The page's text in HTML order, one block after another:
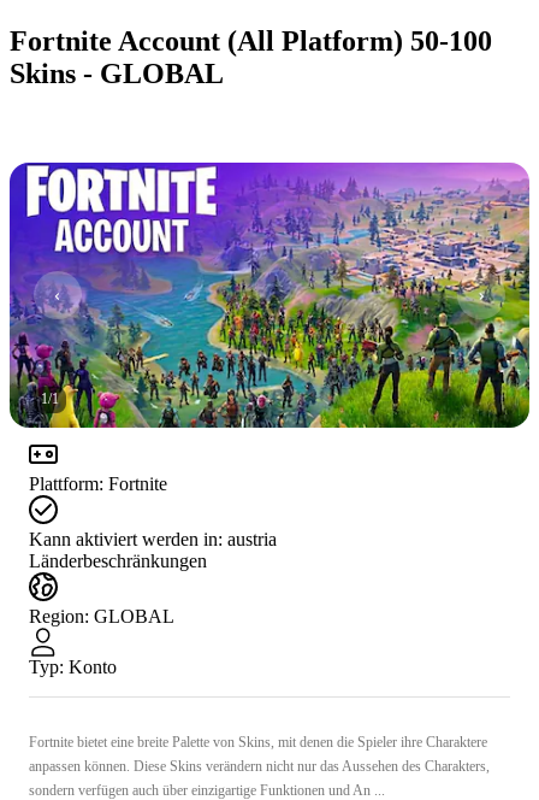
Fortnite Account (All Platform) 50-100
Skins - GLOBAL
1/1
Plattform: Fortnite
Kann aktiviert werden in: austria
Länderbeschränkungen
Region: GLOBAL
Typ: Konto
Fortnite bietet eine breite Palette von Skins, mit denen die Spieler ihre Charaktere
anpassen können. Diese Skins verändern nicht nur das Aussehen des Charakters,
sondern verfügen auch über einzigartige Funktionen und An ...